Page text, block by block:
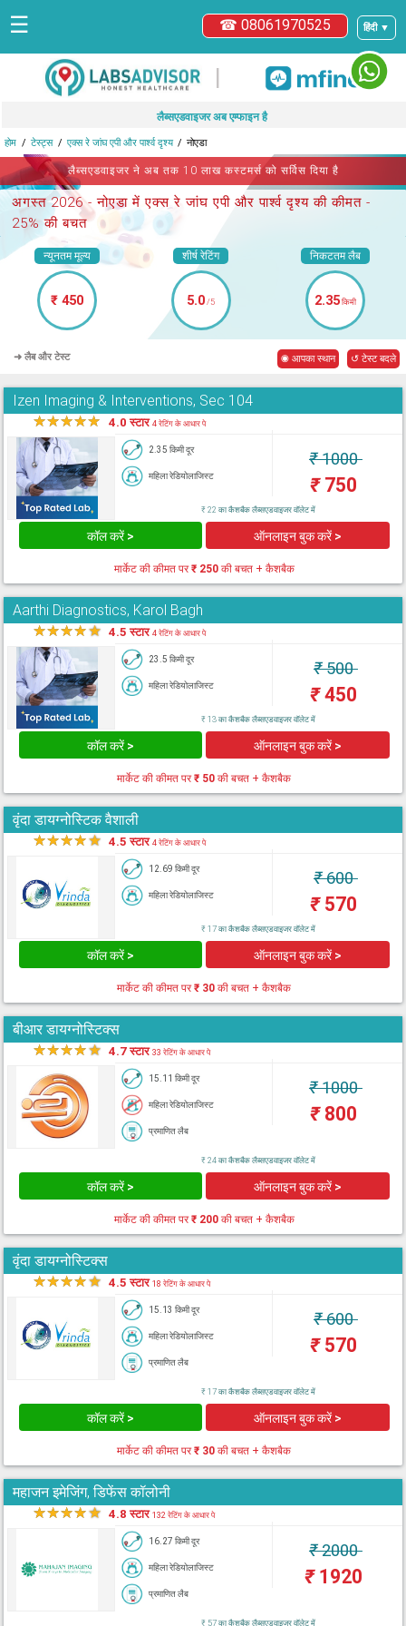
हिंदी ▼
☎ 08061970525
☰
|
लैब्सएडवाइजर अब एम्फाइन है
होम टेस्ट्स एक्स रे जांघ एपी और पार्श्व दृश्य नोएडा
लैब्सएडवाइजर ने अब तक 10 लाख कस्टमर्स को सर्विस दिया है
अगस्त 2026 -नोएडा में एक्स रे जांघ एपी और पार्श्व दृश्य की कीमत -
25% की बचत
न्यूनतम मूल्य
₹ 450
शीर्ष रेटिंग
5.0/5
निकटतम लैब
2.35किमी
➜ लैब और टेस्ट ◉ आपका स्थान ↺ टेस्ट बदले
Izen Imaging & Interventions, Sec 104
★★★★★ 4.0 स्टार4 रेटिंग के आधार पे
2.35 किमी दूर
महिला रेडियोलाजिस्ट
₹1000
₹750
₹ 22 का कैशबैक लैब्सएडवाइजर वॉलेट में
कॉल करें > ऑनलाइन बुक करें >
मार्केट की कीमत पर₹ 250की बचत + कैशबैक
Aarthi Diagnostics, Karol Bagh
★★★★★ 4.5 स्टार4 रेटिंग के आधार पे
23.5 किमी दूर
महिला रेडियोलाजिस्ट
₹500
₹450
₹ 13 का कैशबैक लैब्सएडवाइजर वॉलेट में
कॉल करें > ऑनलाइन बुक करें >
मार्केट की कीमत पर₹ 50 की बचत + कैशबैक
वृंदा डायग्नोस्टिक वैशाली
★★★★★ 4.5 स्टार4 रेटिंग के आधार पे
12.69 किमी दूर
महिला रेडियोलाजिस्ट
₹600
₹570
₹ 17 का कैशबैक लैब्सएडवाइजर वॉलेट में
कॉल करें > ऑनलाइन बुक करें >
मार्केट की कीमत पर₹ 30 की बचत + कैशबैक
बीआर डायग्नोस्टिक्स
★★★★★ 4.7 स्टार33 रेटिंग के आधार पे
15.11 किमी दूर
महिला रेडियोलाजिस्ट
प्रमाणित लैब
₹1000
₹800
₹ 24 का कैशबैक लैब्सएडवाइजर वॉलेट में
कॉल करें > ऑनलाइन बुक करें >
मार्केट की कीमत पर₹ 200की बचत + कैशबैक
वृंदा डायग्नोस्टिक्स
★★★★★ 4.5 स्टार18 रेटिंग के आधार पे
15.13 किमी दूर
महिला रेडियोलाजिस्ट
प्रमाणित लैब
₹600
₹570
₹ 17 का कैशबैक लैब्सएडवाइजर वॉलेट में
कॉल करें > ऑनलाइन बुक करें >
मार्केट की कीमत पर₹ 30 की बचत + कैशबैक
महाजन इमेजिंग, डिफेंस कॉलोनी
★★★★★ 4.8 स्टार132 रेटिंग के आधार पे
16.27 किमी दूर
महिला रेडियोलाजिस्ट
प्रमाणित लैब
₹2000
₹1920
₹ 57 का कैशबैक लैब्सएडवाइजर वॉलेट में